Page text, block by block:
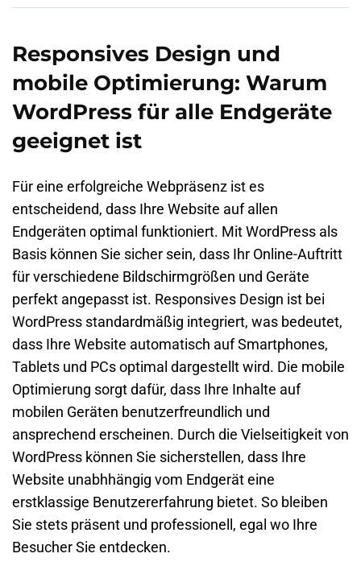
Responsives Design und
mobile Optimierung: Warum
WordPress für alle Endgeräte
geeignet ist
Für eine erfolgreiche Webpräsenz ist es
entscheidend, dass Ihre Website auf allen
Endgeräten optimal funktioniert. Mit WordPress als
Basis können Sie sicher sein, dass Ihr Online-Auftritt
für verschiedene Bildschirmgrößen und Geräte
perfekt angepasst ist. Responsives Design ist bei
WordPress standardmäßig integriert, was bedeutet,
dass Ihre Website automatisch auf Smartphones,
Tablets und PCs optimal dargestellt wird. Die mobile
Optimierung sorgt dafür, dass Ihre Inhalte auf
mobilen Geräten benutzerfreundlich und
ansprechend erscheinen. Durch die Vielseitigkeit von
WordPress können Sie sicherstellen, dass Ihre
Website unabhhängig vom Endgerät eine
erstklassige Benutzererfahrung bietet. So bleiben
Sie stets präsent und professionell, egal wo Ihre
Besucher Sie entdecken.